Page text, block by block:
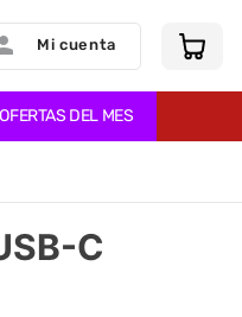
Mi cuenta
OFERTAS DEL MES
C